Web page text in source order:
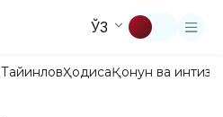
ЎЗ
ТайинловҲодисаҚонун ва